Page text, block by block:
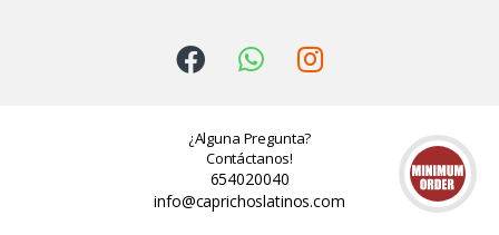
¿Alguna Pregunta?
Contáctanos!
654020040
info@caprichoslatinos.com